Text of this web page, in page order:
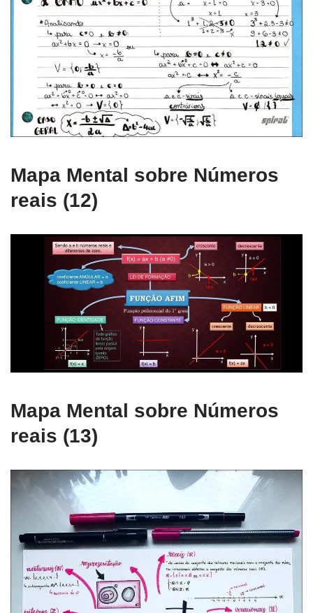
Mapa Mental sobre Números
reais (12)
Mapa Mental sobre Números
reais (13)